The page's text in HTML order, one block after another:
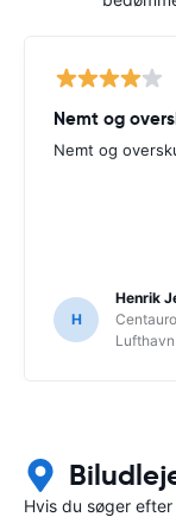
Nemt og
Nemt og
H
Henrik
Lufthavn
Hvis du søger